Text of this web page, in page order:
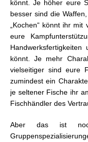
könnt. Je höher eure
besser sind die
„Kochen“ könnt ihr
eure
könnt. Je mehr
vielseitiger sind eure
zumindest ein
je seltener Fische ihr
Fischhändler des
Aber das ist